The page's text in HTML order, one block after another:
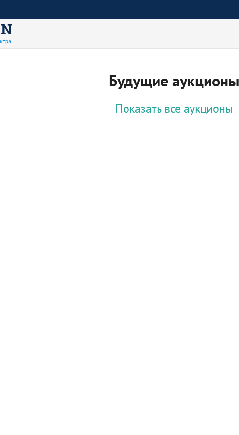
Будущие аукционы
Показать все аукционы